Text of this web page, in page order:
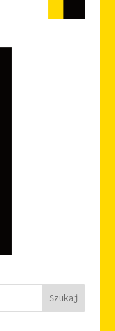
Szukaj